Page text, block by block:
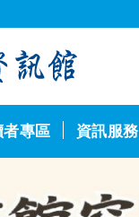
者專區 資訊服務